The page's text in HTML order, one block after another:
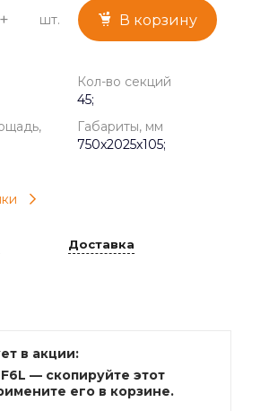
+ шт. В корзину
Кол-во секций
45;
Габариты, мм
750x2025x105;
Доставка
в акции:
— скопируйте этот
его в корзине.